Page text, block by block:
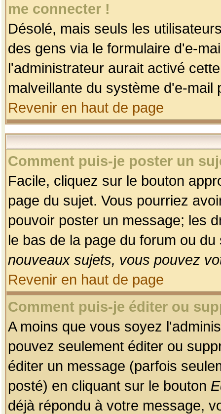
me connecter !
Désolé, mais seuls les
des gens via le formulaire d'e-
l'administrateur aurait activé
malveillante du système d'e-
Revenir en haut de page
Comment puis-je poster un
Facile, cliquez sur le bouton
page du sujet. Vous pourriez
pouvoir poster un message; les
le bas de la page du forum ou
nouveaux sujets, vous pouvez
Revenir en haut de page
Comment puis-je éditer ou
A moins que vous soyez
pouvez seulement éditer ou
éditer un message (parfois
posté) en cliquant sur le bouton
déjà répondu à votre message,